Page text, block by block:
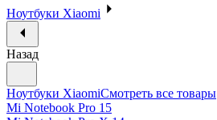
Ноутбуки Xiaomi
Назад
Ноутбуки XiaomiСмотреть все товары
Mi Notebook Pro 15